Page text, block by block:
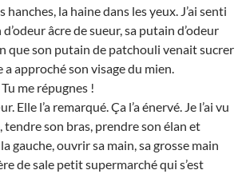
hanches, la haine dans les yeux. J’ai senti
âcre de sueur, sa putain d’odeur
que son putain de patchouli venait sucrer
a approché son visage du mien.
me répugnes !
Elle l’a remarqué. Ça l’a énervé. Je l’ai vu
son bras, prendre son élan et
gauche, ouvrir sa main, sa grosse main
de sale petit supermarché qui s’est